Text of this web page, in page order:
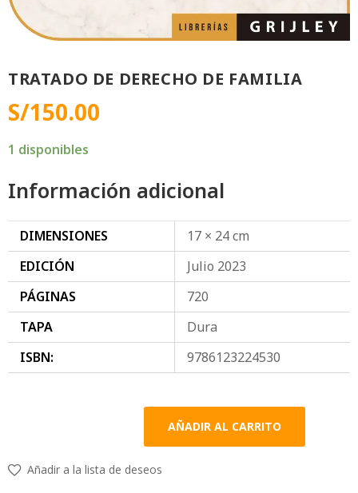
TRATADO DE DERECHO DE FAMILIA
S/150.00
1 disponibles
Información adicional
DIMENSIONES
17 × 24 cm
EDICIÓN
Julio 2023
PÁGINAS
720
TAPA
Dura
ISBN:
9786123224530
AÑADIR AL CARRITO
Añadir a la lista de deseos